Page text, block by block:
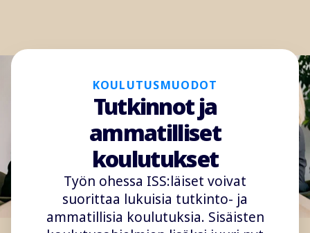
KOULUTUSMUODOT
Tutkinnot ja
ammatilliset
koulutukset
Työn ohessa ISS:läiset voivat
suorittaa lukuisia tutkinto- ja
ammatillisia koulutuksia. Sisäisten